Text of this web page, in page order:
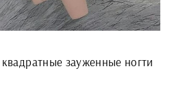
зауженные ногти